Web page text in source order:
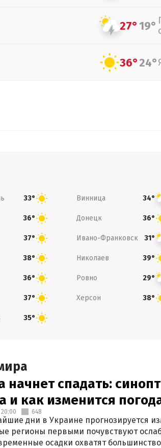
27°19°
36°24°
33° Винница 34°
36° Донецк 36°
37° Ивано-Франковск 31°
38° Николаев 39°
36° Ровно 29°
37° Херсон 38°
35°
начнет спадать:
и как изменится
20:00 648
дни в Украине прогнозируется
регионы первыми почувствуют
осадки охватят